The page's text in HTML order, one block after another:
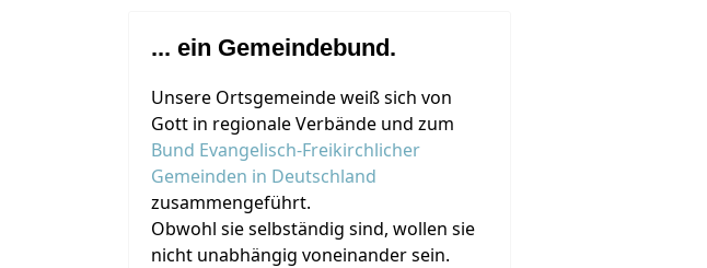
... ein Gemeindebund.
Unsere Ortsgemeinde weiß sich von
Gott in regionale Verbände und zum
Bund Evangelisch-Freikirchlicher
Gemeinden in Deutschland
zusammengeführt.
Obwohl sie selbständig sind, wollen sie
nicht unabhängig voneinander sein.